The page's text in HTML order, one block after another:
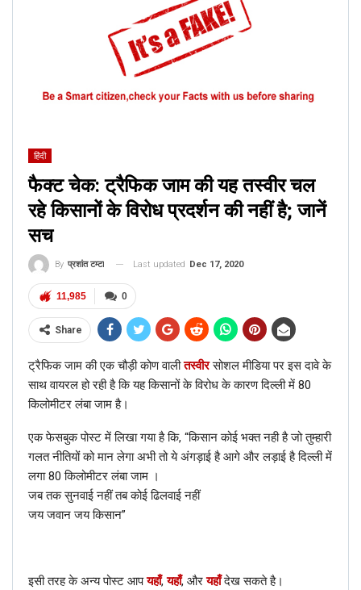
हिंदी
फैक्ट चेक: ट्रैफिक जाम की यह तस्वीर चल
रहे किसानों के विरोध प्रदर्शन की नहीं है; जानें
सच
By प्रशांत टम्टा Last updated Dec 17, 2020
0
11,985
Share
ट्रैफिक जाम की एक चौड़ी कोण वालीतस्वीरसोशल मीडिया पर इस दावे के
साथ वायरल हो रही है कि यह किसानों के विरोध के कारण दिल्ली में 80
किलोमीटर लंबा जाम है।
एक फेसबुक पोस्ट में लिखा गया है कि, “किसान कोई भक्त नही है जो तुम्हारी
गलत नीतियों को मान लेगा अभी तो ये अंगड़ाई है आगे और लड़ाई है दिल्ली में
लगा 80 किलोमीटर लंबा जाम ।
जब तक सुनवाई नहीं तब कोई ढिलवाई नहीं
जय जवान जय किसान”
इसी तरह के अन्य पोस्ट आपयहाँ,यहाँ, औरयहाँदेख सकते है।